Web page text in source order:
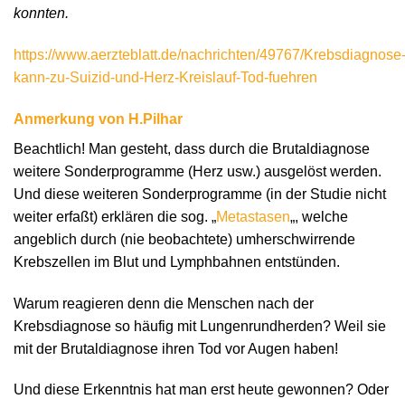
konnten.
https://www.aerzteblatt.de/nachrichten/49767/Krebsdiagnose-
kann-zu-Suizid-und-Herz-Kreislauf-Tod-fuehren
Anmerkung von H.Pilhar
Beachtlich! Man gesteht, dass durch die Brutaldiagnose
weitere Sonderprogramme (Herz usw.) ausgelöst werden.
Und diese weiteren Sonderprogramme (in der Studie nicht
weiter erfaßt) erklären die sog. „Metastasen„, welche
angeblich durch (nie beobachtete) umherschwirrende
Krebszellen im Blut und Lymphbahnen entstünden.
Warum reagieren denn die Menschen nach der
Krebsdiagnose so häufig mit Lungenrundherden? Weil sie
mit der Brutaldiagnose ihren Tod vor Augen haben!
Und diese Erkenntnis hat man erst heute gewonnen? Oder